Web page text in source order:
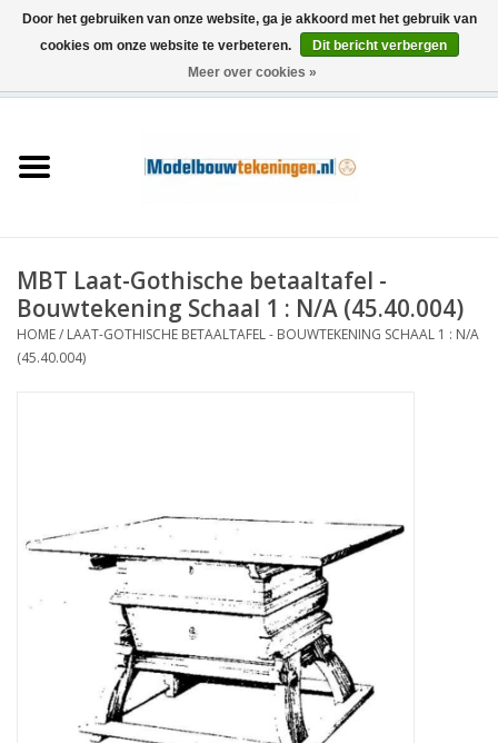
Schepen
Houtbouw
Scenery
Tijdschriften
Nieuwe tekeningen
NIEUWE TIJDSCHRIFTEN
ABONNEMENT DE
MBT Laat-Gothische betaaltafel -
Bouwtekening Schaal 1 : N/A (45.40.004)
HOME/ LAAT-GOTHISCHE BETAALTAFEL - BOUWTEKENING SCHAAL 1 : N/A
(45.40.004)
Door het gebruiken van onze website, ga je akkoord met het gebruik van
cookies om onze website te verbeteren.
Dit bericht verbergen
Meer over cookies »